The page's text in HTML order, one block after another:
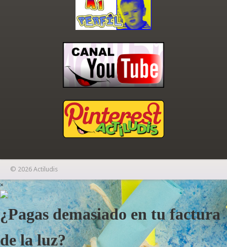
© 2026 Actiludis
×
¿Pagas demasiado en tu factura
de la luz?